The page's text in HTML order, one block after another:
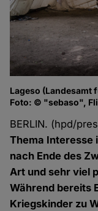
Lageso (Landesamt
Foto: © "sebaso",
BERLIN. (hpd/
Thema Interesse
nach Ende des
Art und sehr viel
Während bereits
Kriegskinder zu